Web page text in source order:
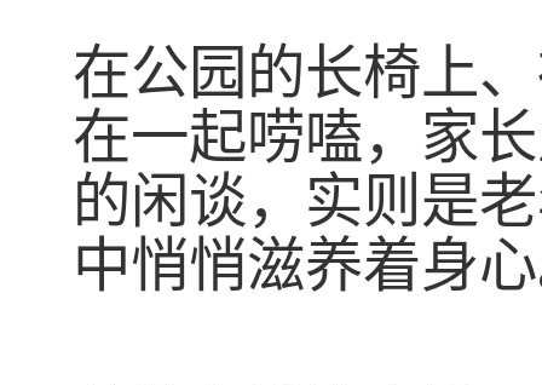
在公园的长椅上
在一起唠嗑，家
的闲谈，实则是
中悄悄滋养着身